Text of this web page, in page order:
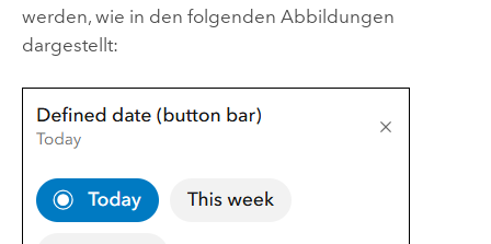
werden, wie in den folgenden Abbildungen
dargestellt: